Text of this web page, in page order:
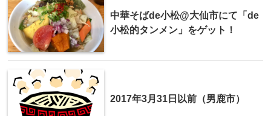
中華そばde小松@大仙市にて「de
小松的タンメン」をゲット！
2017年3月31日以前（男鹿市）